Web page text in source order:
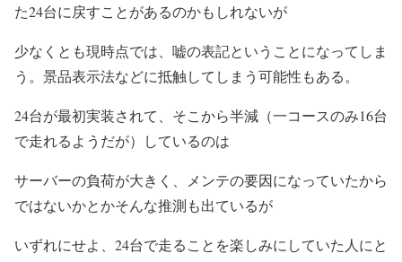
た24台に戻すことがあるのかもしれないが
少なくとも現時点では、嘘の表記ということになってしま
う。景品表示法などに抵触してしまう可能性もある。
24台が最初実装されて、そこから半減（一コースのみ16台
で走れるようだが）しているのは
サーバーの負荷が大きく、メンテの要因になっていたから
ではないかとかそんな推測も出ているが
いずれにせよ、24台で走ることを楽しみにしていた人にと